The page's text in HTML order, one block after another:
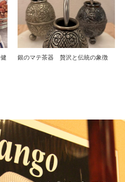
銀のマテ茶器 贅沢と伝統の象徴